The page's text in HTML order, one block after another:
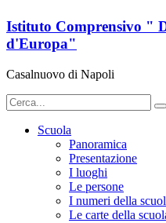
Istituto Comprensivo "
d'Europa"
Casalnuovo di Napoli
Scuola
Panoramica
Presentazione
I luoghi
Le persone
I numeri della
Le carte della